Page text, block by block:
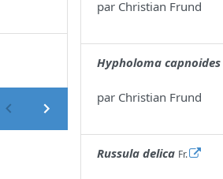
par Christian Frund
Hypholoma capnoides
par Christian Frund
Russula delica Fr.